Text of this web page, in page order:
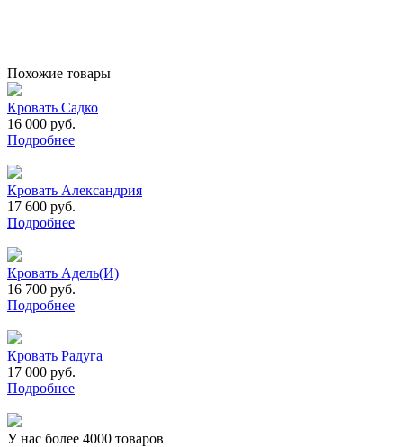
Похожие товары
Кровать Садко
16 000 руб.
Подробнее
Кровать Александрия
17 600 руб.
Подробнее
Кровать Адель(И)
16 700 руб.
Подробнее
Кровать Радуга
17 000 руб.
Подробнее
У нас более 4000 товаров